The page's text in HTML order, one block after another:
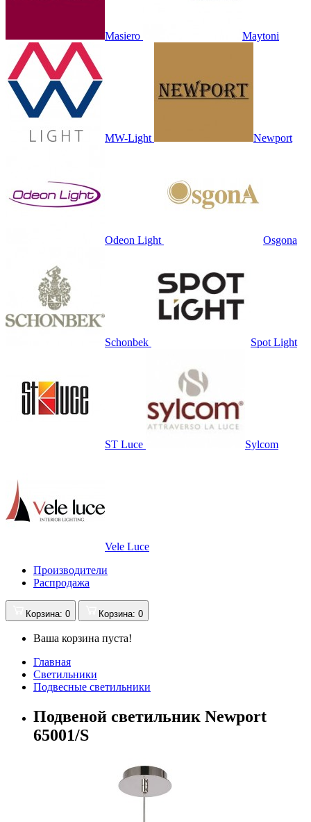
Masiero Maytoni
MW-Light Newport
Odeon Light Osgona
Schonbek Spot Light
ST Luce Sylcom
Vele Luce
Производители
Распродажа
Корзина: 0 Корзина: 0
Ваша корзина пуста!
Главная
Светильники
Подвесные светильники
Подвеной светильник Newport
65001/S